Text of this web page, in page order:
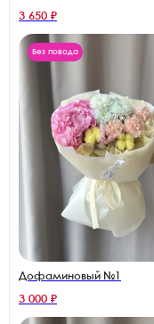
3 650 ₽
Без повода
Дофаминовый №1
3 000 ₽